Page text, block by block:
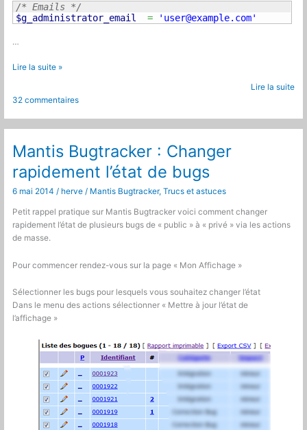
/* Emails */
$g_administrator_email
= ' user@example.com'
…
Configuration
Lire la suite »
Lire la suite
32 commentaires
Mantis Bugtracker : Changer
rapidement l’état de bugs
6 mai 2014/ herve/ Mantis Bugtracker,Trucs et astuces
Petit rappel pratique sur Mantis Bugtracker voici comment changer
rapidement l’état de plusieurs bugs de « public » à « privé » via les actions
de masse.
Pour commencer rendez-vous sur la page « Mon Affichage »
Sélectionner les bugs pour lesquels vous souhaitez changer l’état
Dans le menu des actions sélectionner « Mettre à jour l’état de
l’affichage »